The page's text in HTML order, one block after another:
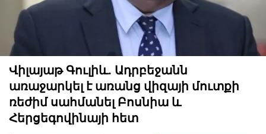
Վիլայաթ Գուլիև. Ադրբեջանն
առաջարկել է առանց վիզայի մուտքի
ռեժիմ սահմանել Բոսնիա և
Հերցեգովինայի հետ